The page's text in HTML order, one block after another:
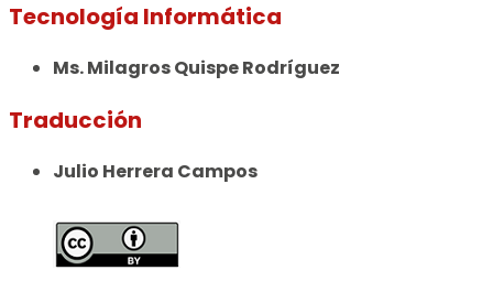
Tecnología Informática
Ms. Milagros Quispe Rodríguez
Traducción
Julio Herrera Campos